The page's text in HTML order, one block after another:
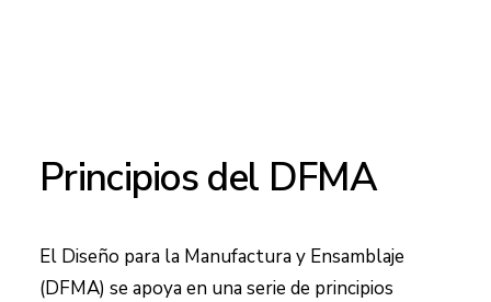
Principios del DFMA
El Diseño para la Manufactura y Ensamblaje
(DFMA) se apoya en una serie de principios